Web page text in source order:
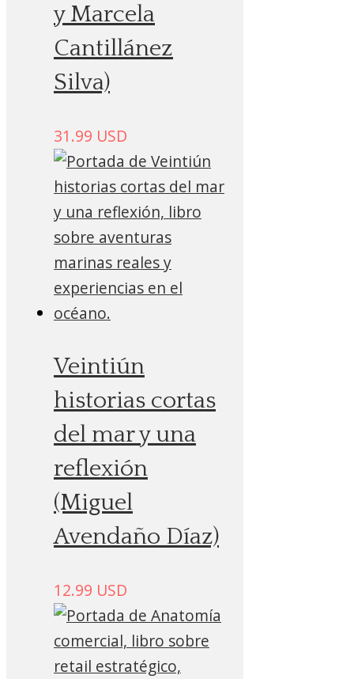
y Marcela
Cantillánez
Silva)
31.99 USD
Veintiún
historias cortas
del mar y una
reflexión
(Miguel
Avendaño Díaz)
12.99 USD